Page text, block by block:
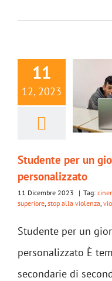
11
12, 2023
Studente per un
personalizzato
11 Dicembre 2023 | Tag:
superiore stop alla violenza
Studente per un
personalizzato È
secondarie di